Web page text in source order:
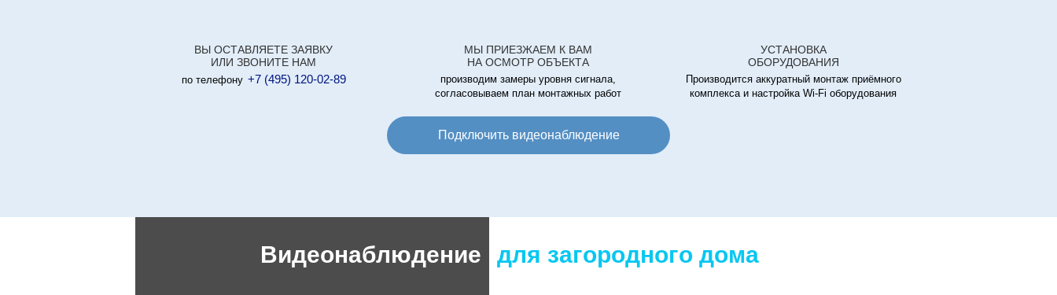
ВЫ ОСТАВЛЯЕТЕ ЗАЯВКУ
ИЛИ ЗВОНИТЕ НАМ
по телефону +7 (495) 120-02-89
МЫ ПРИЕЗЖАЕМ К ВАМ
НА ОСМОТР ОБЪЕКТА
производим замеры уровня сигнала,
согласовываем план монтажных работ
УСТАНОВКА
ОБОРУДОВАНИЯ
Производится аккуратный монтаж приёмного
комплекса и настройка Wi-Fi оборудования
Подключить видеонаблюдение
Видеонаблюдение для загородного дома